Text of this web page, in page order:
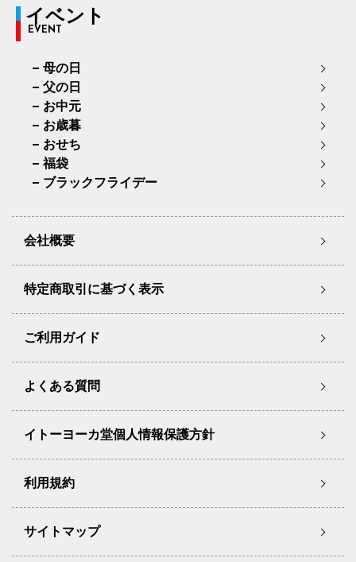
イベント
EVENT
母の日
父の日
お中元
お歳暮
おせち
福袋
ブラックフライデー
会社概要
特定商取引に基づく表示
ご利用ガイド
よくある質問
イトーヨーカ堂個人情報保護方針
利用規約
サイトマップ